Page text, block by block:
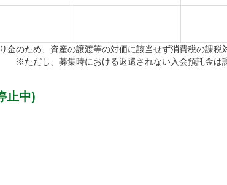
のため、資産の譲渡等の対価に該当せず消費税の課税
※ただし、募集時における返還されない入会預託金は
止中)